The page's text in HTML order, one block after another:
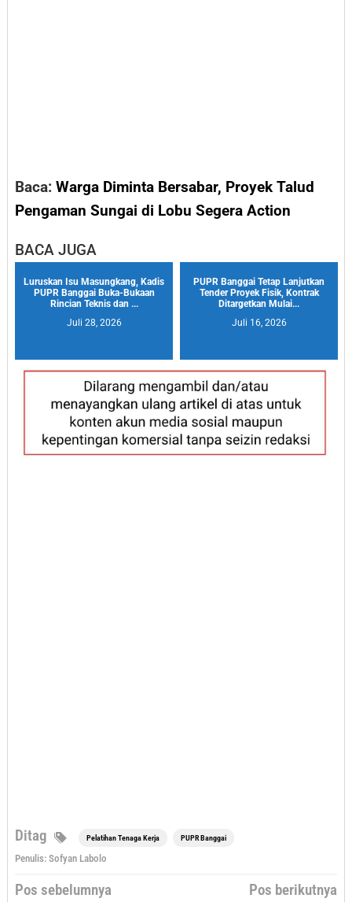
Baca: Warga Diminta Bersabar, Proyek Talud
Pengaman Sungai di Lobu Segera Action
BACA JUGA
Luruskan Isu Masungkang, Kadis
PUPR Banggai Buka-Bukaan
Rincian Teknis dan ...
Juli 28, 2026
PUPR Banggai Tetap Lanjutkan
Tender Proyek Fisik, Kontrak
Ditargetkan Mulai...
Juli 16, 2026
Ditag Pelatihan Tenaga Kerja PUPR Banggai
Penulis: Sofyan Labolo
Navigasi
Pos sebelumnya
Pos berikutnya